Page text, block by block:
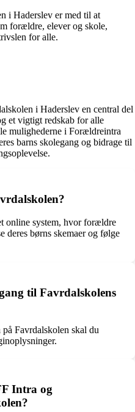
i Haderslev er med til at
forældre, elever og skole,
for alle.
i Haderslev en central del
et vigtigt redskab for alle
mulighederne i Forældreintra
barns skolegang og bidrage til
online system, hvor forældre
deres børns skemaer og følge
til Favrdalskolens
Favrdalskolen skal du
Intra og